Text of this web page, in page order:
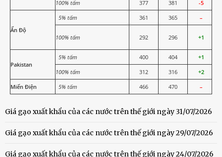
100% tấm
377 381 -5
Ấn Độ
5% tấm 361 365 –
100% tấm 292 296 +1
Pakistan
5% tấm 400 404
+1
100% tấm
312 316
+2
Miến Điện
5% tấm 466 470 –
Giá gạo xuất khẩu của các nước trên thế giới ngày 31/07/2026
Giá gạo xuất khẩu của các nước trên thế giới ngày 29/07/2026
Giá gạo xuất khẩu của các nước trên thế giới ngày 24/07/2026